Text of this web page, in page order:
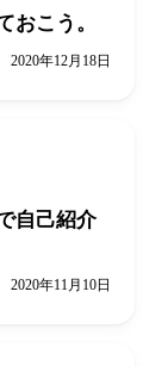
おこう。
2020年12月18日
自己紹介
2020年11月10日